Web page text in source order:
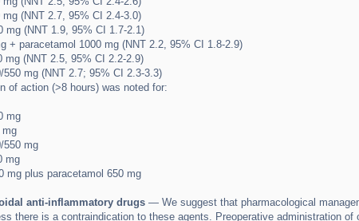
mg (NNT 2.7, 95% CI 2.4-3.0)
mg (NNT 1.9, 95% CI 1.7-2.1)
+ paracetamol 1000 mg (NNT 2.2, 95% CI 1.8-2.9)
mg (NNT 2.5, 95% CI 2.2-2.9)
550 mg (NNT 2.7; 95% CI 2.3-3.3)
of action (>8 hours) was noted for:
mg
mg
550 mg
mg
mg plus paracetamol 650 mg
anti-inflammatory drugs — We suggest that pharmacological
there is a contraindication to these agents. Preoperative administration